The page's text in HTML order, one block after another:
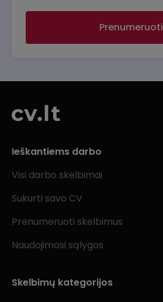
Prenumeruoti
Ieškantiems darbo
Visi darbo skelbimai
Sukurti savo CV
Prenumeruoti skelbimus
Naudojimosi sąlygos
Skelbimų kategorijos